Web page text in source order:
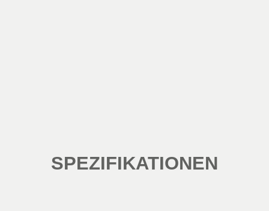
SPEZIFIKATIONEN